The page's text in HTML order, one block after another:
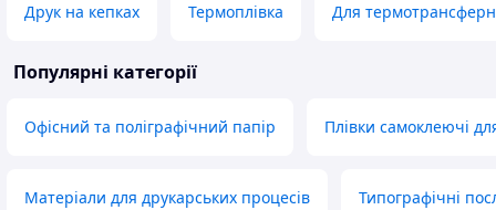
Друк на кепках Термоплівка Для
Популярні категорії
Офісний та поліграфічний папір Плівки самоклеючі
Матеріали для друкарських процесів Типографічні